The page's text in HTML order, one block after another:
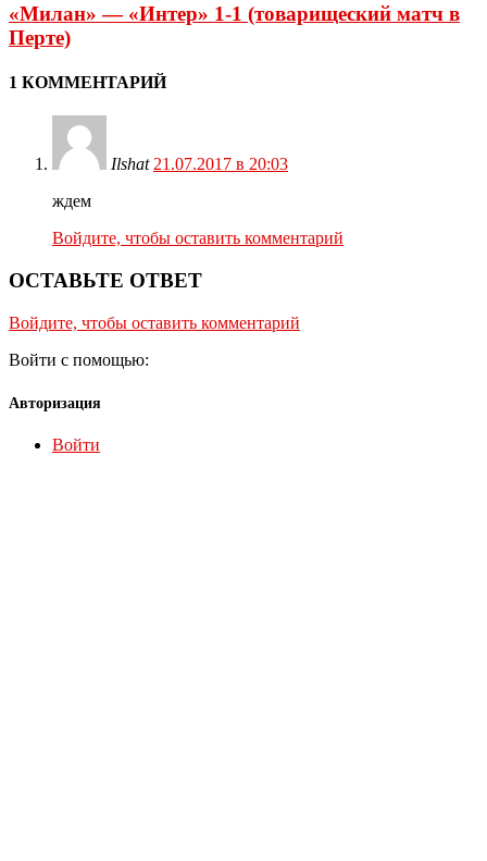
«Милан» — «Интер» 1-1 (товарищеский матч в
Перте)
1 КОММЕНТАРИЙ
Ilshat 21.07.2017 в 20:03
ждем
Войдите, чтобы оставить комментарий
ОСТАВЬТЕ ОТВЕТ
Войдите, чтобы оставить комментарий
Войти с помощью:
Авторизация
Войти